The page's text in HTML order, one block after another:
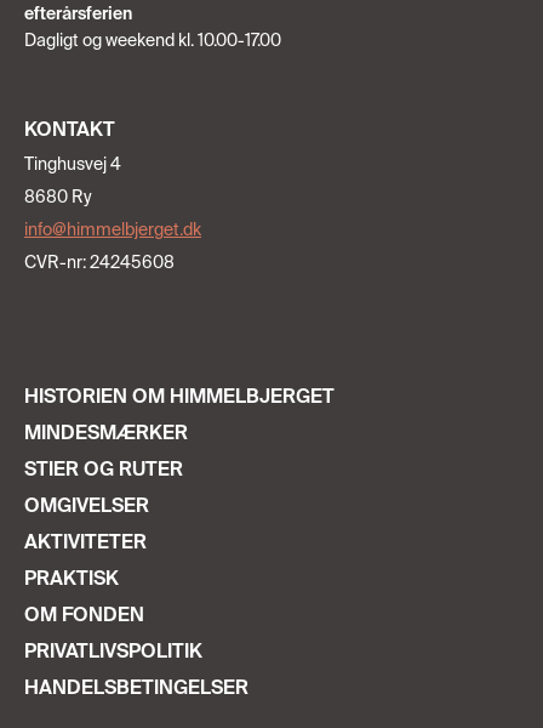
efterårsferien
Dagligt og weekend kl. 10.00-17.00
KONTAKT
Tinghusvej 4
8680 Ry
info@himmelbjerget.dk
CVR-nr: 24245608
HISTORIEN OM HIMMELBJERGET
MINDESMÆRKER
STIER OG RUTER
OMGIVELSER
AKTIVITETER
PRAKTISK
OM FONDEN
PRIVATLIVSPOLITIK
HANDELSBETINGELSER